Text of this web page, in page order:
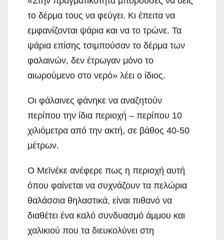
το δέρμα τους να φεύγει. Κι έπειτα να
εμφανίζονται ψάρια και να το τρώνε. Τα
ψάρια επίσης τσιμπούσαν το δέρμα των
φαλαινών, δεν έτρωγαν μόνο το
αιωρούμενο στο νερό» λέει ο ίδιος.
Οι φάλαινες φάνηκε να αναζητούν
περίπου την ίδια περιοχή – περίπου 10
χιλιόμετρα από την ακτή, σε βάθος 40-50
μέτρων.
Ο Μεϊνέκε ανέφερε πως η περιοχή αυτή
όπου φαίνεται να συχνάζουν τα πελώρια
θαλάσσια θηλαστικά, είναι πιθανό να
διαθέτει ένα καλό συνδυασμό άμμου και
χαλικιού που τα διευκολύνει στη